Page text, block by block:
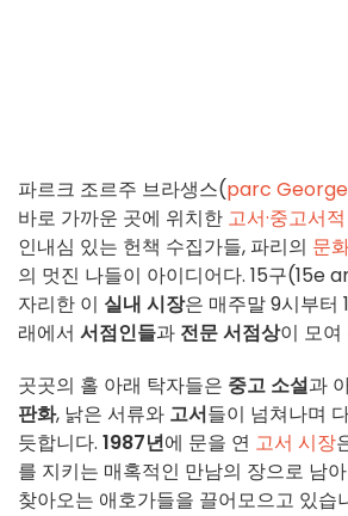
파르크 조르주 브라생스(parc
바로 가까운 곳에 위치한 고서·중고서
인내심 있는 헌책 수집가들, 파리의 문
의 멋진 나들이 아이디어다. 15구
자리한 이 실내 시장은 매주말 9시부터
래에서 서점인들과 전문 서점상이 모여
곳곳의 홀 아래 탁자들은 중고 소설과
판화, 낡은 서류와 고서들이 넘쳐나며
듯합니다. 1987년에 문을 연 고서 시장
를 지키는 매혹적인 만남의 장으로 남
찾아오는 애호가들을 끌어모으고 있습